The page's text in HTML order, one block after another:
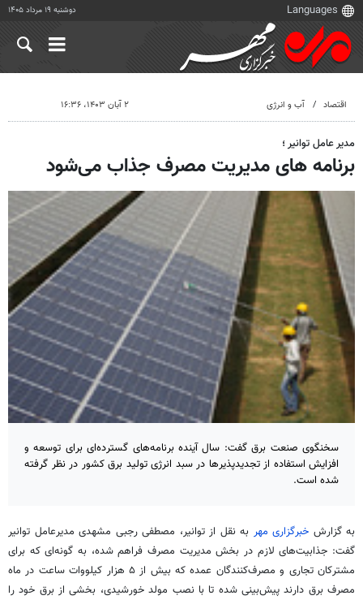
دوشنبه ۱۹ مرداد ۱۴۰۵
اقتصاد آب و انرژی ۲ آبان ۱۴۰۳، ۱۶:۳۶
مدیر عامل توانیر ؛
برنامه های مدیریت مصرف جذاب می‌شود
سخنگوی صنعت برق گفت: سال آینده برنامه‌های گسترده‌ای برای توسعه و
افزایش استفاده از تجدیدپذیرها در سبد انرژی تولید برق کشور در نظر گرفته
شده است.
به گزارش خبرگزاری مهر به نقل از توانیر، مصطفی رجبی مشهدی مدیرعامل توانیر
گفت: جذابیت‌های لازم در بخش مدیریت مصرف فراهم شده، به گونه‌ای که برای
مشترکان تجاری و مصرف‌کنندگان عمده که بیش از ۵ هزار کیلووات ساعت در ماه
مصرف برق دارند پیش‌بینی شده تا با نصب مولد خورشیدی، بخشی از برق خود را